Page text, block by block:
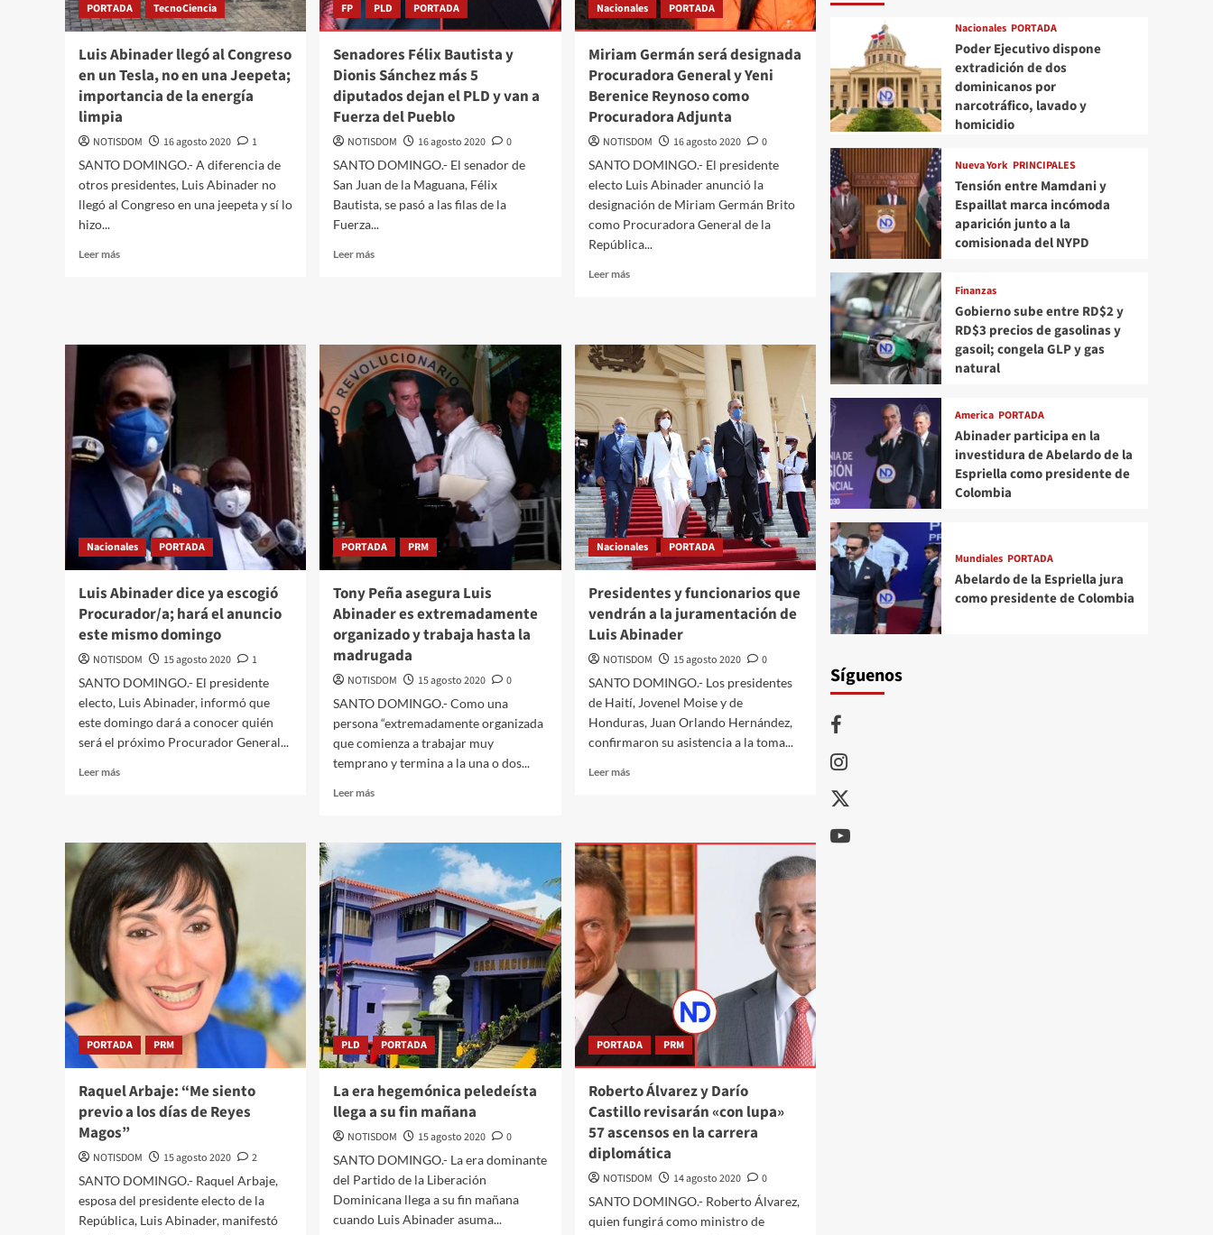
PORTADA TecnoCiencia
Luis Abinader llegó al Congreso
en un Tesla, no en una Jeepeta;
importancia de la energía
limpia
NOTISDOM 16 agosto 2020
1
SANTO DOMINGO.- A diferencia de
otros presidentes, Luis Abinader no
llegó al Congreso en una jeepeta y sí lo
hizo...
Leer más
FP PLD PORTADA
Senadores Félix Bautista y
Dionis Sánchez más 5
diputados dejan el PLD y van a
Fuerza del Pueblo
NOTISDOM 16 agosto 2020
0
SANTO DOMINGO.- El senador de
San Juan de la Maguana, Félix
Bautista, se pasó a las filas de la
Fuerza...
Leer más
Nacionales PORTADA
Miriam Germán será designada
Procuradora General y Yeni
Berenice Reynoso como
Procuradora Adjunta
NOTISDOM 16 agosto 2020
0
SANTO DOMINGO.- El presidente
electo Luis Abinader anunció la
designación de Miriam Germán Brito
como Procuradora General de la
República...
Leer más
Nacionales PORTADA
Luis Abinader dice ya escogió
Procurador/a; hará el anuncio
este mismo domingo
NOTISDOM 15 agosto 2020
1
SANTO DOMINGO.- El presidente
electo, Luis Abinader, informó que
este domingo dará a conocer quién
será el próximo Procurador General...
Leer más
PORTADA PRM
Tony Peña asegura Luis
Abinader es extremadamente
organizado y trabaja hasta la
madrugada
NOTISDOM 15 agosto 2020
0
SANTO DOMINGO.- Como una
persona “extremadamente organizada
que comienza a trabajar muy
temprano y termina a la una o dos...
Leer más
Nacionales PORTADA
Presidentes y funcionarios que
vendrán a la juramentación de
Luis Abinader
NOTISDOM 15 agosto 2020
0
SANTO DOMINGO.- Los presidentes
de Haití, Jovenel Moise y de
Honduras, Juan Orlando Hernández,
confirmaron su asistencia a la toma...
Leer más
PORTADA PRM
Raquel Arbaje: “Me siento
previo a los días de Reyes
Magos”
NOTISDOM 15 agosto 2020
2
SANTO DOMINGO.- Raquel Arbaje,
esposa del presidente electo de la
República, Luis Abinader, manifestó
PLD PORTADA
La era hegemónica peledeísta
llega a su fin mañana
NOTISDOM 15 agosto 2020
0
SANTO DOMINGO.- La era dominante
del Partido de la Liberación
Dominicana llega a su fin mañana
cuando Luis Abinader asuma...
PORTADA PRM
Roberto Álvarez y Darío
Castillo revisarán «con lupa»
57 ascensos en la carrera
diplomática
NOTISDOM 14 agosto 2020
0
SANTO DOMINGO.- Roberto Álvarez,
quien fungirá como ministro de
Nacionales PORTADA
Poder Ejecutivo dispone
extradición de dos
dominicanos por
narcotráfico, lavado y
homicidio
Nueva York PRINCIPALES
Tensión entre Mamdani y
Espaillat marca incómoda
aparición junto a la
comisionada del NYPD
Finanzas
Gobierno sube entre RD$2 y
RD$3 precios de gasolinas y
gasoil; congela GLP y gas
natural
America PORTADA
Abinader participa en la
investidura de Abelardo de la
Espriella como presidente de
Colombia
Mundiales PORTADA
Abelardo de la Espriella jura
como presidente de Colombia
Síguenos